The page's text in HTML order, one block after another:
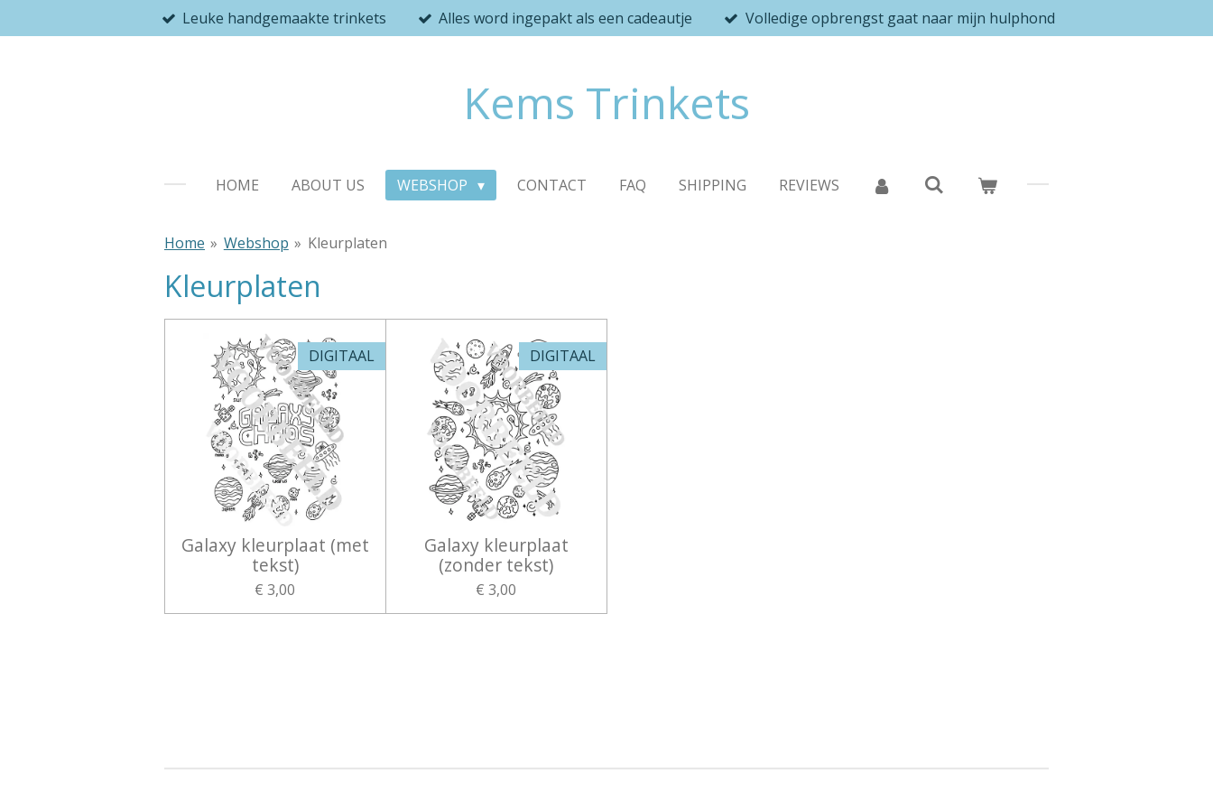
direct
Leuke handgemaakte trinkets Alles word ingepakt als een cadeautje Volledige opbrengst gaat naar mijn hulphond
Kems Trinkets
HOME ABOUT US WEBSHOP CONTACT FAQ SHIPPING REVIEWS
Home » Webshop » Kleurplaten
Kleurplaten
DIGITAAL
Galaxy kleurplaat (met
tekst)
€ 3,00
DIGITAAL
Galaxy kleurplaat
(zonder tekst)
€ 3,00